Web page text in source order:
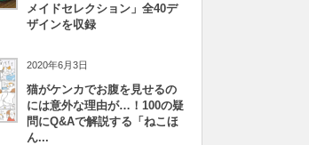
メイドセレクション」全40デ
ザインを収録
2020年6月3日
猫がケンカでお腹を見せるの
には意外な理由が…！100の疑
問にQ&Aで解説する「ねこほ
ん...